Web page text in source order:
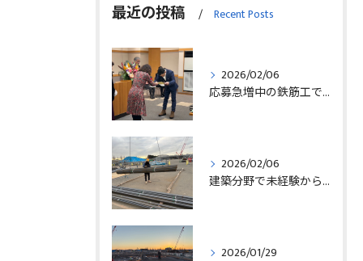
最近の投稿 Recent Posts
2026/02/06
応募急増中の鉄筋工で高給を目指す方法徹底解説埼玉県三郷市版
2026/02/06
建築分野で未経験から始める求人探しと三郷市で正社員就職の秘訣
2026/01/29